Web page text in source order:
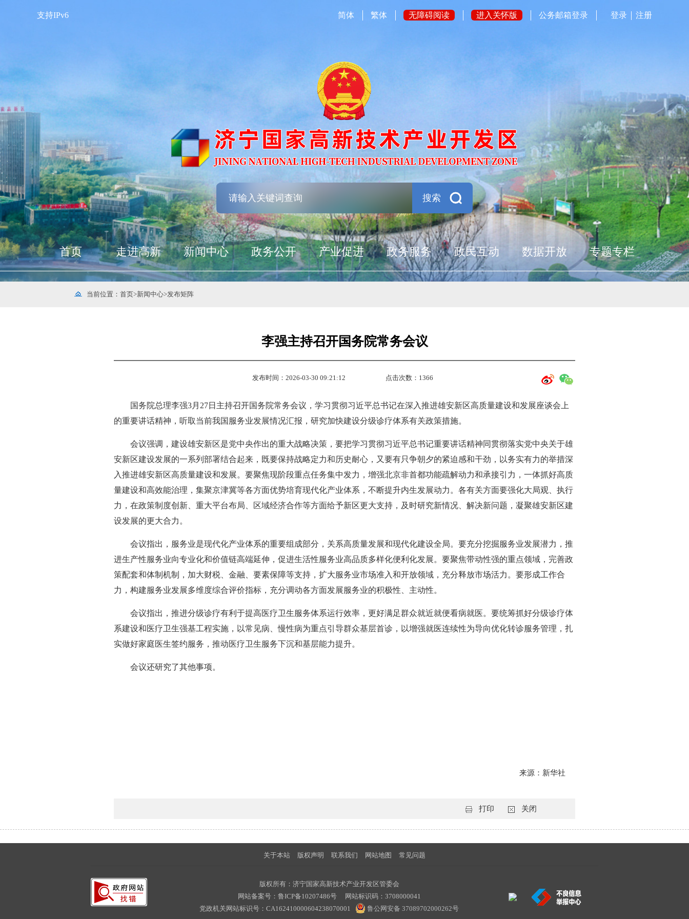
支持IPv6 简体 繁体 无障碍阅读 进入关怀版 公务邮箱登录 登录 注册
搜索
首页 走进高新 新闻中心 政务公开 产业促进 政务服务 政民互动 数据开放 专题专栏
当前位置： 首页>新闻中心>发布矩阵
李强主持召开国务院常务会议
发布时间：2026-03-30 09:21:12 点击次数： 1366
国务院总理李强3月27日主持召开国务院常务会议，学习贯彻习近平总书记在深入推进雄安新区高质量建设和发展座谈会上
的重要讲话精神，听取当前我国服务业发展情况汇报，研究加快建设分级诊疗体系有关政策措施。
会议强调，建设雄安新区是党中央作出的重大战略决策，要把学习贯彻习近平总书记重要讲话精神同贯彻落实党中央关于雄
安新区建设发展的一系列部署结合起来，既要保持战略定力和历史耐心，又要有只争朝夕的紧迫感和干劲，以务实有力的举措深
入推进雄安新区高质量建设和发展。要聚焦现阶段重点任务集中发力，增强北京非首都功能疏解动力和承接引力，一体抓好高质
量建设和高效能治理，集聚京津冀等各方面优势培育现代化产业体系，不断提升内生发展动力。各有关方面要强化大局观、执行
力，在政策制度创新、重大平台布局、区域经济合作等方面给予新区更大支持，及时研究新情况、解决新问题，凝聚雄安新区建
设发展的更大合力。
会议指出，服务业是现代化产业体系的重要组成部分，关系高质量发展和现代化建设全局。要充分挖掘服务业发展潜力，推
进生产性服务业向专业化和价值链高端延伸，促进生活性服务业高品质多样化便利化发展。要聚焦带动性强的重点领域，完善政
策配套和体制机制，加大财税、金融、要素保障等支持，扩大服务业市场准入和开放领域，充分释放市场活力。要形成工作合
力，构建服务业发展多维度综合评价指标，充分调动各方面发展服务业的积极性、主动性。
会议指出，推进分级诊疗有利于提高医疗卫生服务体系运行效率，更好满足群众就近就便看病就医。要统筹抓好分级诊疗体
系建设和医疗卫生强基工程实施，以常见病、慢性病为重点引导群众基层首诊，以增强就医连续性为导向优化转诊服务管理，扎
实做好家庭医生签约服务，推动医疗卫生服务下沉和基层能力提升。
会议还研究了其他事项。
来源：新华社
打印 关闭
关于本站 版权声明 联系我们 网站地图 常见问题
版权所有：济宁国家高新技术产业开发区管委会
网站备案号： 鲁ICP备10207486号网站标识码：3708000041
党政机关网站标识号：CA162410000604238070001
鲁公网安备 37089702000262号